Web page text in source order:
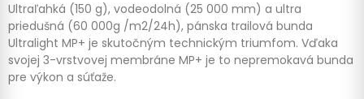
Ultraľahká (150 g), vodeodolná (25 000 mm) a ultra
priedušná (60 000g /m2/24h), pánska trailová bunda
Ultralight MP+ je skutočným technickým triumfom. Vďaka
svojej 3-vrstvovej membráne MP+ je to nepremokavá bunda
pre výkon a súťaže.